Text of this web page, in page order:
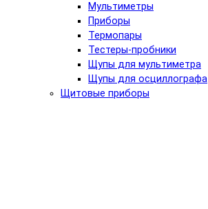
Мультиметры
Приборы
Термопары
Тестеры-пробники
Щупы для мультиметра
Щупы для осциллографа
Щитовые приборы